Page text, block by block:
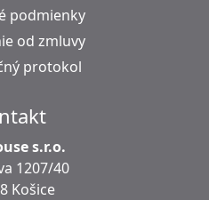
podmienky
od zmluvy
protokol
s.r.o.
1207/40
Košice